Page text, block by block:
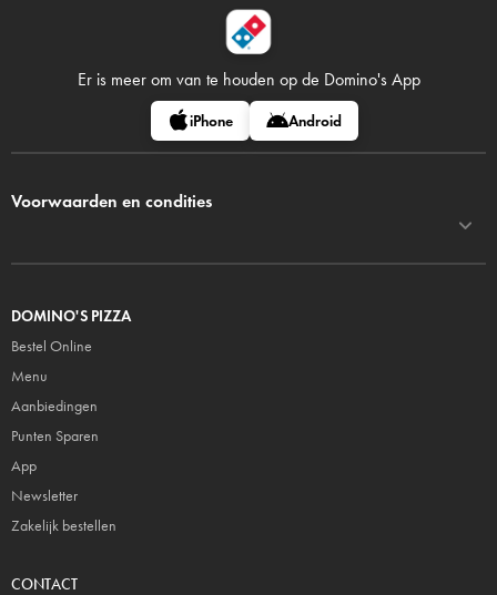
Er is meer om van te houden op de Domino's App
iPhone Android
Voorwaarden en condities
DOMINO'S PIZZA
Bestel Online
Menu
Aanbiedingen
Punten Sparen
App
Newsletter
Zakelijk bestellen
CONTACT